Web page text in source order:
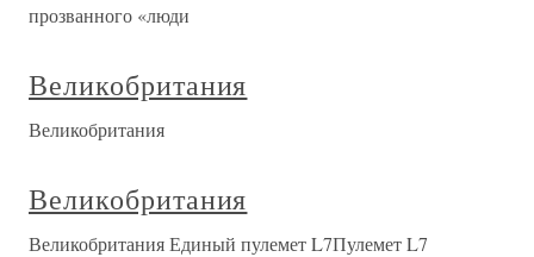
прозванного «люди
Великобритания
Великобритания
Великобритания
Великобритания Единый пулемет L7Пулемет L7